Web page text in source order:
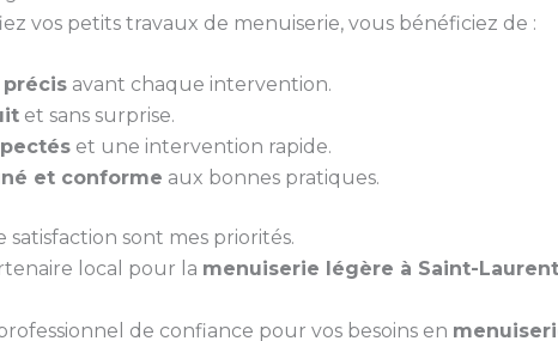
vos petits travaux de menuiserie, vous bénéficiez de :
avant chaque intervention.
et sans surprise.
et une intervention rapide.
et conforme aux bonnes pratiques.
sont mes priorités.
local pour la menuiserie légère à Saint-
de confiance pour vos besoins en